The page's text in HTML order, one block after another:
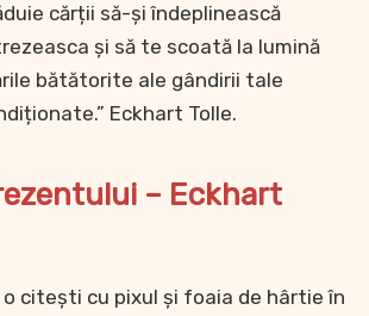
cărții să-și îndeplinească
și să te scoată la lumină
bătătorite ale gândirii tale
Eckhart Tolle.
– Eckhart
o citești cu pixul și foaia de hârtie în